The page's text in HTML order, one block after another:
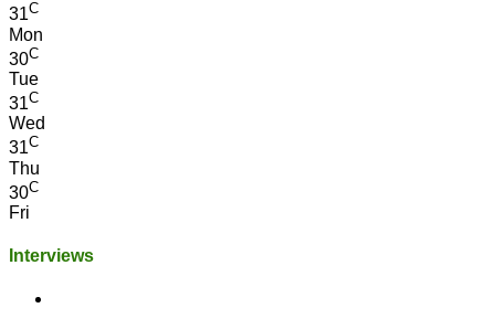
31C
Mon
30C
Tue
31C
Wed
31C
Thu
30C
Fri
Interviews